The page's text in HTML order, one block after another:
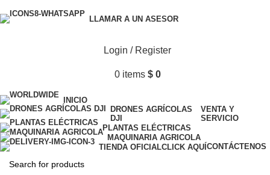
LLAMAR A UN ASESOR
Login / Register
0 items $0
INICIO
DRONES AGRÍCOLAS
DJI
VENTA Y
SERVICIO
PLANTAS ELÉCTRICAS
MAQUINARIA AGRICOLA
TIENDA OFICIALCLICK AQUÍCONTÁCTENOS